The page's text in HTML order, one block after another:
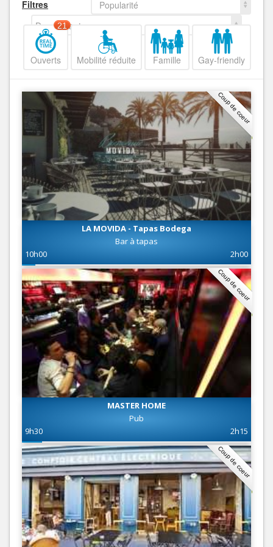
Filtres
Popularité
Decroissant
Ouverts
21
Mobilité réduite Famille Gay-friendly
Coup de coeur
LA MOVIDA - Tapas Bodega
Bar à tapas
10h00
2h00
Coup de coeur
MASTER HOME
Pub
9h30
2h15
Coup de coeur